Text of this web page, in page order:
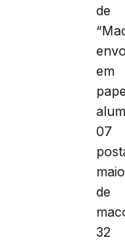
de
em
07
de
32